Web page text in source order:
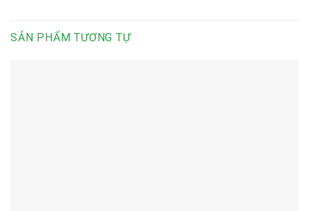
SẢN PHẨM TƯƠNG TỰ